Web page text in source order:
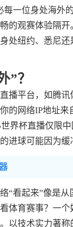
一位身处海外
的观赛体验隔
处纽约、悉尼
”？
播平台，如腾
的网络IP地址
界杯直播仅限
进球可能因为
“看起来”像是
体育赛事？一
以技术实力著称